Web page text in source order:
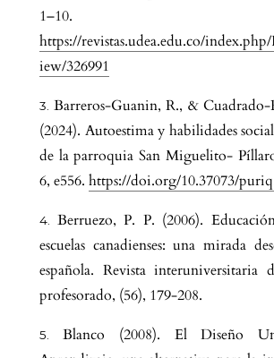
1–10.
https://revistas.udea.edu.co/
iew/326991
Barreros-Guanin, R., &
(2024). Autoestima y habilidades
de la parroquia San Miguelito-
6, e556. https://doi.org/10.37073/
Berruezo, P. P. (2006).
escuelas canadienses: una mirada
española. Revista interuniversitaria
profesorado, (56), 179-208.
Blanco (2008). El Diseño